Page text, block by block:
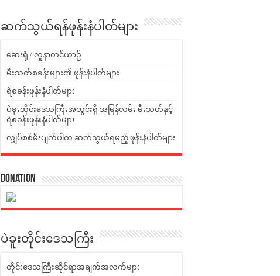
ဆက်သွယ်ရန်ဖုန်းနံပါတ်များ
ဆေးရုံ / လူနာတင်ယာဉ်
မီးသတ်စခန်းများ၏ ဖုန်းနံပါတ်များ
ရဲစခန်းဖုန်းနံပါတ်များ
ပဲခူးတိုင်းဒေသကြီးအတွင်းရှိ အမြန်လမ်း မီးသတ်နှင့်
ရဲစခန်းဖုန်းနံပါတ်များ
လျှပ်စစ်မီးပျက်ပါက ဆက်သွယ်ရမည့် ဖုန်းနံပါတ်များ
Donation
ပဲခူးတိုင်းဒေသကြီး
တိုင်းဒေသကြီးဆိုင်ရာအချက်အလက်များ